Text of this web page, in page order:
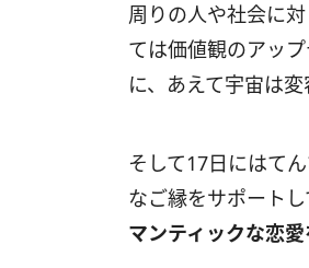
周りの人や社会に
ては価値観のアッ
に、あえて宇宙は
そして17日にはて
なご縁をサポートし
マンティックな恋